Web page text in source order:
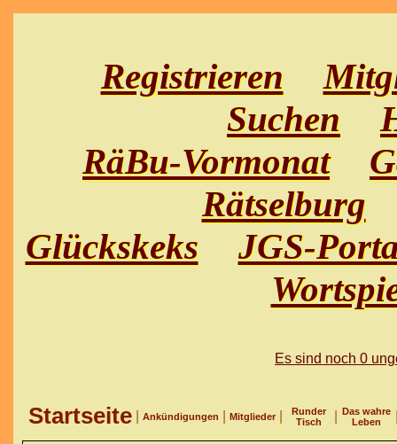
Registrieren
Suchen
RäBu-Vormonat
Rätselburg
Glückskeks
JGS-
Es sind noch 0
Startseite Ankündigungen Mitglieder
Runder
Tisch
Das wahre
Leben